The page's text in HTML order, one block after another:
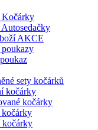
Kočárky
AKCE
sety kočárků
kočárky
kočárky
kočárky